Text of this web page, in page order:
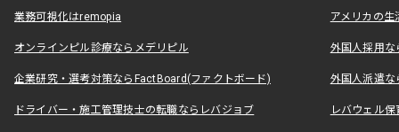
業務可視化はremopia アメリカの
オンラインピル診療ならメデリピル 外国人採用
企業研究・選考対策ならFactBoard(ファクトボード) 外国人派遣な
ドライバー・施工管理技士の転職ならレバジョブ レバウェル